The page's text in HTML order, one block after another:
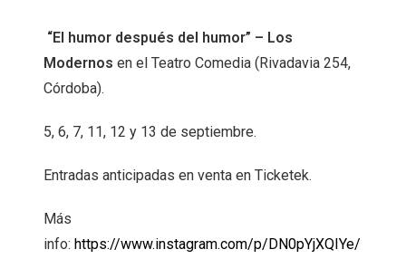
“El humor después del humor” – Los
Modernos en el Teatro Comedia (Rivadavia 254,
Córdoba).
5, 6, 7, 11, 12 y 13 de septiembre.
Entradas anticipadas en venta en Ticketek.
Más
info: https://www.instagram.com/p/DN0pYjXQIYe/